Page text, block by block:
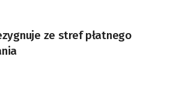
ze stref płatnego